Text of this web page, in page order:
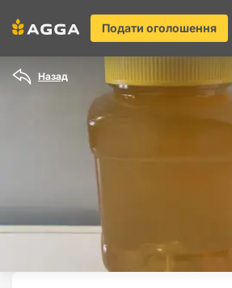
Подати оголошення
Назад